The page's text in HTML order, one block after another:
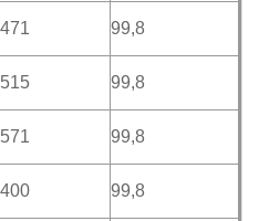
99,8
99,8
99,8
99,8